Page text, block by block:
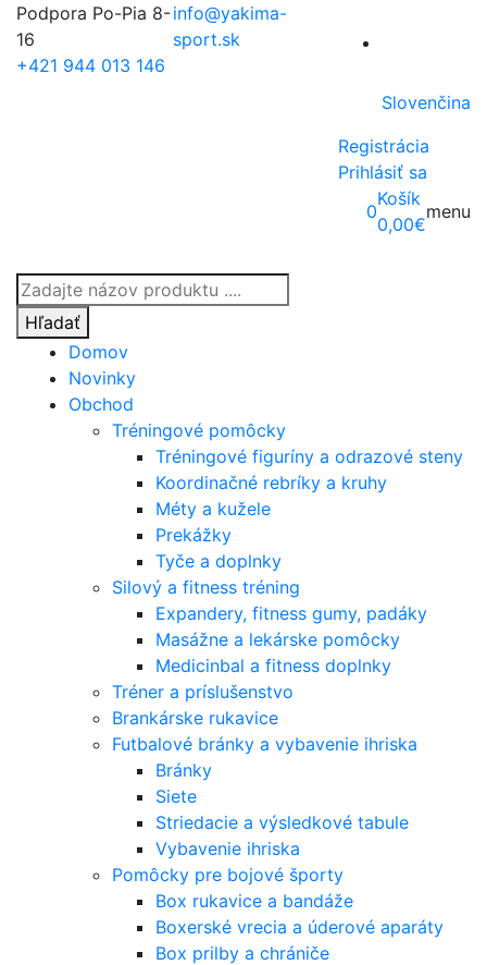
Podpora Po-Pia 8-
16
+421 944 013 146
info@yakima-
sport.sk
Slovenčina
Registrácia
Prihlásiť sa
Products
search
Hľadať
0
Košík
0,00€
menu
Domov
Novinky
Obchod
Tréningové pomôcky
Tréningové figuríny a odrazové steny
Koordinačné rebríky a kruhy
Méty a kužele
Prekážky
Tyče a doplnky
Silový a fitness tréning
Expandery, fitness gumy, padáky
Masážne a lekárske pomôcky
Medicinbal a fitness doplnky
Tréner a príslušenstvo
Brankárske rukavice
Futbalové bránky a vybavenie ihriska
Bránky
Siete
Striedacie a výsledkové tabule
Vybavenie ihriska
Pomôcky pre bojové športy
Box rukavice a bandáže
Boxerské vrecia a úderové aparáty
Box prilby a chrániče